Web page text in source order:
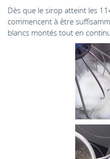
Dès que le sirop atteint les
commencent à être
blancs montés tout en